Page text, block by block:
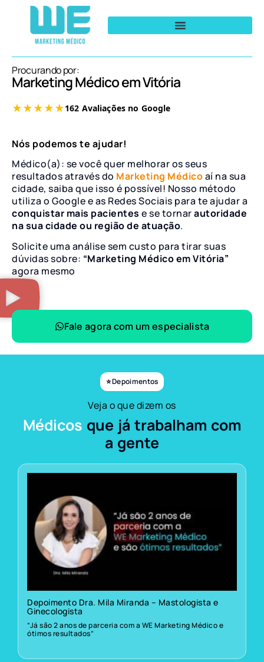
Procurando por:
Marketing Médico em Vitória
Nós podemos te ajudar!
Médico(a): se você quer melhorar os seus
resultados através do Marketing Médicoaí na sua
cidade, saiba que isso é possível! Nosso método
utiliza o Google e as Redes Sociais para te ajudar a
conquistar mais pacientes e se tornarautoridade
na sua cidade ou região de atuação.
Solicite uma análise sem custo para tirar suas
dúvidas sobre: “Marketing Médico em Vitória”
agora mesmo
Fale agora com um especialista
⭐ Depoimentos
Veja o que dizem os
Médicos que já trabalham com
a gente
Depoimento Dra. Mila Miranda – Mastologista e
Ginecologista
“Já são 2 anos de parceria com a WE Marketing Médico e
ótimos resultados”